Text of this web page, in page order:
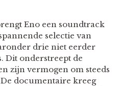
Eno een soundtrack
selectie van
drie niet eerder
Dit onderstreept de
zijn vermogen om steeds
documentaire kreeg